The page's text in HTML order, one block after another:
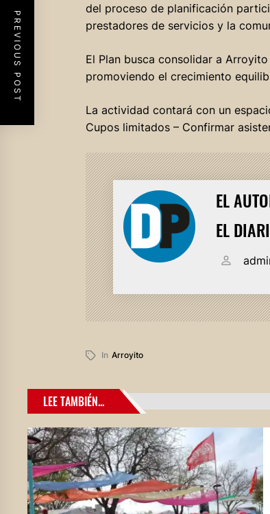
del proceso de planificación
prestadores de servicios y la
El Plan busca consolidar a
promoviendo el crecimiento
La actividad contará con un
Cupos limitados – Confirmar
EL
EL
In Arroyito
PREVIOUS POST
LEE TAMBIÉN...